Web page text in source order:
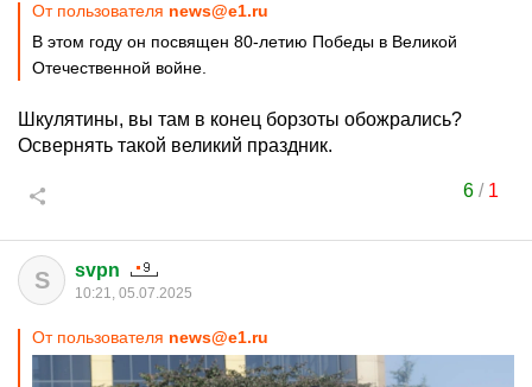
От пользователя news@e1.ru
В этом году он посвящен 80-летию Победы в Великой
Отечественной войне.
Шкулятины, вы там в конец борзоты обожрались?
Освернять такой великий праздник.
6/ 1
S svpn
10:21, 05.07.2025
От пользователя news@e1.ru